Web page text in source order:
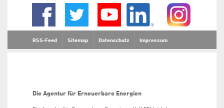
RSS-Feed Sitemap Datenschutz Impressum
Die Agentur für Erneuerbare Energien